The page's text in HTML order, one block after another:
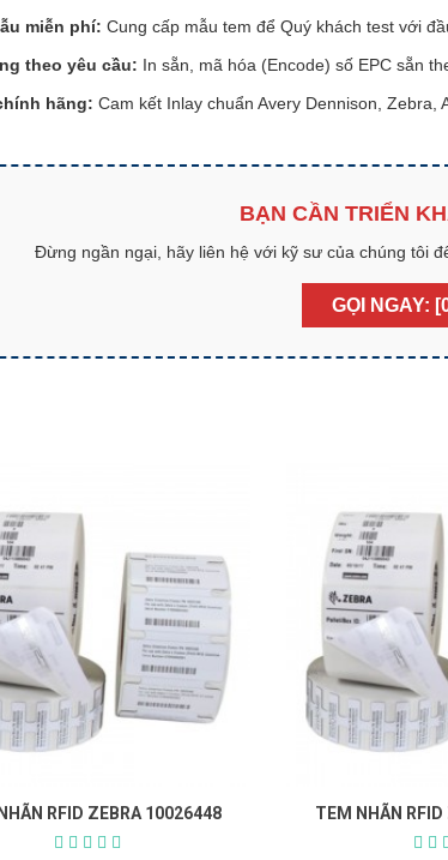
miễn phí: Cung cấp mẫu tem để Quý khách test với
theo yêu cầu: In sẵn, mã hóa (Encode) số EPC sẵn
hãng: Cam kết Inlay chuẩn Avery Dennison, Zebra,
BẠN CẦN TRIỂN
Đừng ngần ngại, hãy liên hệ với kỹ sư của chúng tôi
GỌI NGAY:
RFID ZEBRA 10026448 TEM NHÃN